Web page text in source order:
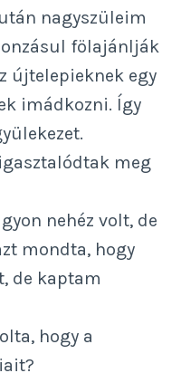
nagyszüleim
fölajánlják
újtelepieknek egy
imádkozni. Így
meg
nehéz volt, de
mondta, hogy
de kaptam
hogy a